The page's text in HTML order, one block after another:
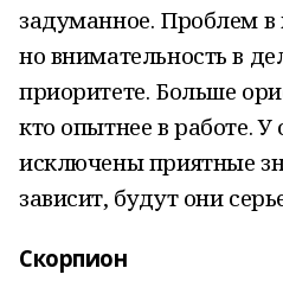
задуманное. Проблем
но внимательность в
приоритете. Больше
кто опытнее в работе.
исключены приятные
зависит, будут они
Скорпион